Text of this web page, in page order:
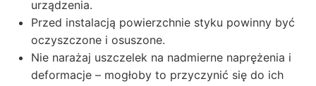
urządzenia.
Przed instalacją powierzchnie styku powinny być
oczyszczone i osuszone.
Nie narażaj uszczelek na nadmierne naprężenia i
deformacje – mogłoby to przyczynić się do ich